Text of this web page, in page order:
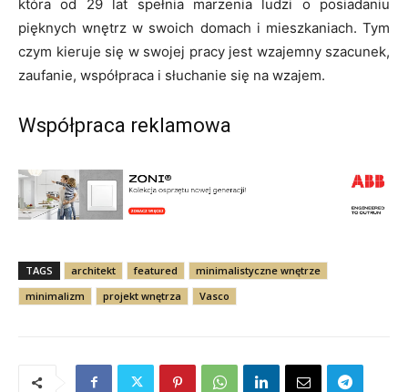
która od 29 lat spełnia marzenia ludzi o posiadaniu
pięknych wnętrz w swoich domach i mieszkaniach. Tym
czym kieruje się w swojej pracy jest wzajemny szacunek,
zaufanie, współpraca i słuchanie się na wzajem.
Współpraca reklamowa
TAGS architekt featured
minimalistyczne wnętrze
minimalizm
projekt wnętrza Vasco